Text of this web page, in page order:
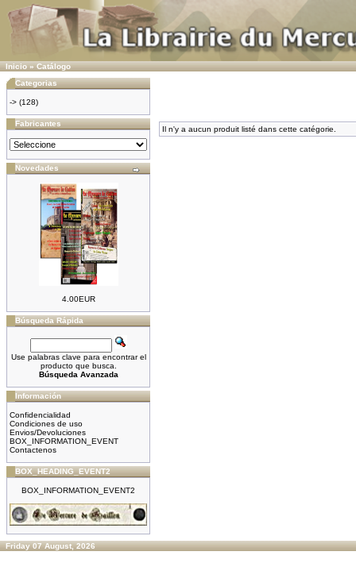
Inicio»Catálogo
Categorias
-> (128)
Fabricantes
Novedades
4.00EUR
Búsqueda Rápida
Use palabras clave para encontrar el
producto que busca.
Búsqueda Avanzada
Información
Confidencialidad
Condiciones de uso
Envios/Devoluciones
BOX_INFORMATION_EVENT
Contactenos
BOX_HEADING_EVENT2
BOX_INFORMATION_EVENT2
Il n'y a aucun produit listé dans cette catégorie.
Friday 07 August, 2026